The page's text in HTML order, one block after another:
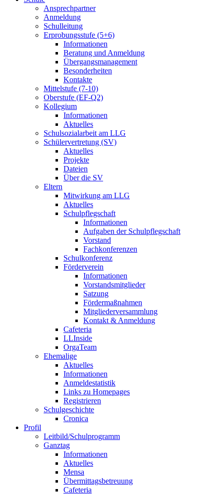
Ansprechpartner
Anmeldung
Schulleitung
Erprobungsstufe (5+6)
Informationen
Beratung und Anmeldung
Übergangsmanagement
Besonderheiten
Kontakte
Mittelstufe (7-10)
Oberstufe (EF-Q2)
Kollegium
Informationen
Aktuelles
Schulsozialarbeit am LLG
Schülervertretung (SV)
Aktuelles
Projekte
Dateien
Über die SV
Eltern
Mitwirkung am LLG
Aktuelles
Schulpflegschaft
Informationen
Aufgaben der Schulpflegschaft
Vorstand
Fachkonferenzen
Schulkonferenz
Förderverein
Informationen
Vorstandsmitglieder
Satzung
Fördermaßnahmen
Mitgliederversammlung
Kontakt & Anmeldung
Cafeteria
LLInside
OrgaTeam
Ehemalige
Aktuelles
Informationen
Anmeldestatistik
Links zu Homepages
Registrieren
Schulgeschichte
Cronica
Profil
Leitbild/Schulprogramm
Ganztag
Informationen
Aktuelles
Mensa
Übermittagsbetreuung
Cafeteria